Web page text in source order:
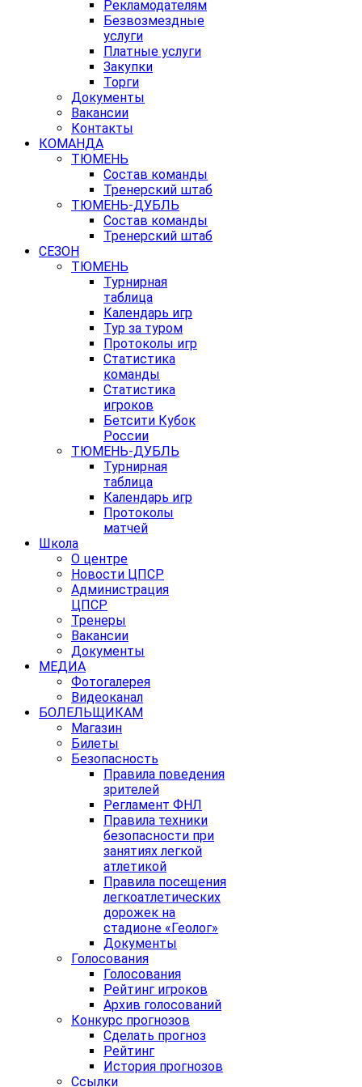
Рекламодателям
Безвозмездные
услуги
Платные услуги
Закупки
Торги
Документы
Вакансии
Контакты
КОМАНДА
ТЮМЕНЬ
Состав команды
Тренерский штаб
ТЮМЕНЬ-ДУБЛЬ
Состав команды
Тренерский штаб
СЕЗОН
ТЮМЕНЬ
Турнирная
таблица
Календарь игр
Тур за туром
Протоколы игр
Статистика
команды
Статистика
игроков
Бетсити Кубок
России
ТЮМЕНЬ-ДУБЛЬ
Турнирная
таблица
Календарь игр
Протоколы
матчей
Школа
О центре
Новости ЦПСР
Администрация
ЦПСР
Тренеры
Вакансии
Документы
МЕДИА
Фотогалерея
Видеоканал
БОЛЕЛЬЩИКАМ
Магазин
Билеты
Безопасность
Правила поведения
зрителей
Регламент ФНЛ
Правила техники
безопасности при
занятиях легкой
атлетикой
Правила посещения
легкоатлетических
дорожек на
стадионе «Геолог»
Документы
Голосования
Голосования
Рейтинг игроков
Архив голосований
Конкурс прогнозов
Сделать прогноз
Рейтинг
История прогнозов
Ссылки